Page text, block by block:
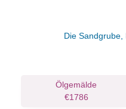
Die
Ölgemälde
€1786